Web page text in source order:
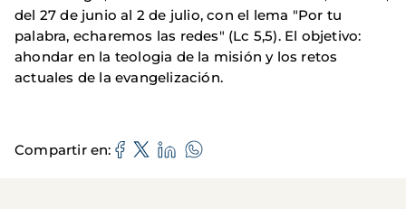
del 27 de junio al 2 de julio, con el lema "Por tu
palabra, echaremos las redes" (Lc 5,5). El objetivo:
ahondar en la teologia de la misión y los retos
actuales de la evangelización.
Compartir en